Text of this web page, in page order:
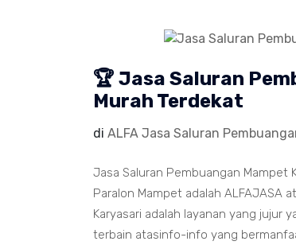
🏆 Jasa Saluran
Murah Terdekat
di ALFA Jasa Saluran
Jasa Saluran Pembuangan Mampet
Paralon Mampet adalah ALFAJASA
Karyasari adalah layanan yang jujur
terbain atasinfo-info yang